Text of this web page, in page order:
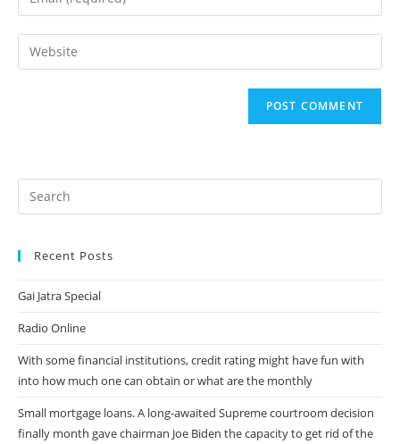
comment
your
email
address
Enter
your
Recent Posts
Gai Jatra Special
Radio Online
With some financial institutions, credit rating might have fun with
into how much one can obtain or what are the monthly
Small mortgage loans. A long-awaited Supreme courtroom decision
finally month gave chairman Joe Biden the capacity to get rid of the